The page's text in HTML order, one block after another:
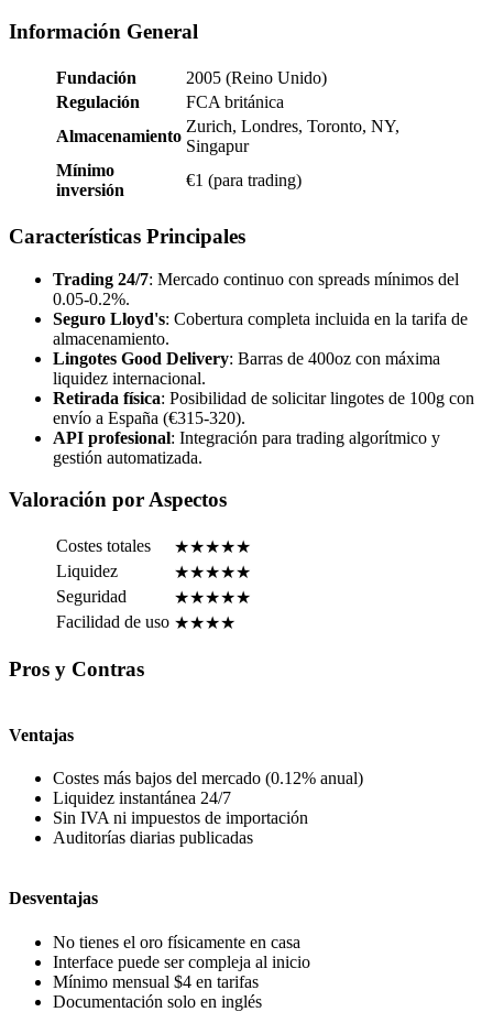
Información General
Fundación
2005 (Reino Unido)
Regulación
FCA británica
Almacenamiento
Zurich, Londres, Toronto, NY,
Singapur
Mínimo
inversión
€1 (para trading)
Características Principales
Trading 24/7: Mercado continuo con spreads mínimos del
0.05-0.2%.
Seguro Lloyd's: Cobertura completa incluida en la tarifa de
almacenamiento.
Lingotes Good Delivery: Barras de 400oz con máxima
liquidez internacional.
Retirada física: Posibilidad de solicitar lingotes de 100g con
envío a España (€315-320).
API profesional: Integración para trading algorítmico y
gestión automatizada.
Valoración por Aspectos
Costes totales
★★★★★
Liquidez
★★★★★
Seguridad
★★★★★
Facilidad de uso ★★★★
Pros y Contras
Ventajas
Costes más bajos del mercado (0.12% anual)
Liquidez instantánea 24/7
Sin IVA ni impuestos de importación
Auditorías diarias publicadas
Desventajas
No tienes el oro físicamente en casa
Interface puede ser compleja al inicio
Mínimo mensual $4 en tarifas
Documentación solo en inglés